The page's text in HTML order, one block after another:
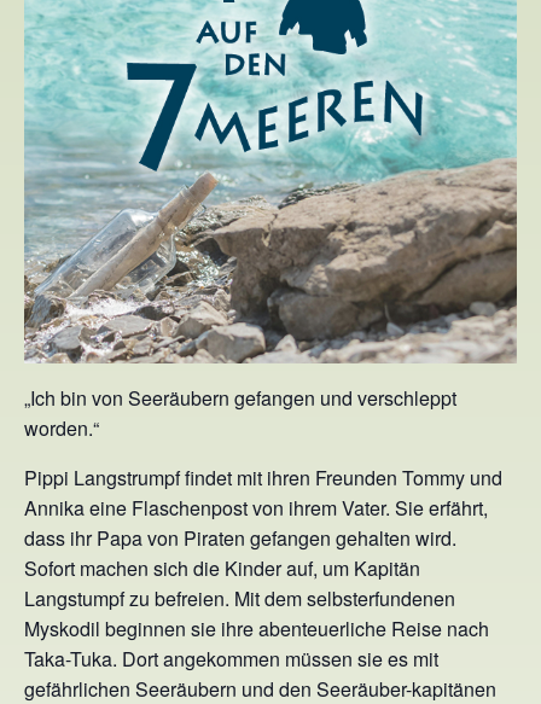
„Ich bin von Seeräubern gefangen und verschleppt
worden.“
Pippi Langstrumpf findet mit ihren Freunden Tommy und
Annika eine Flaschenpost von ihrem Vater. Sie erfährt,
dass ihr Papa von Piraten gefangen gehalten wird.
Sofort machen sich die Kinder auf, um Kapitän
Langstumpf zu befreien. Mit dem selbsterfundenen
Myskodil beginnen sie ihre abenteuerliche Reise nach
Taka-Tuka. Dort angekommen müssen sie es mit
gefährlichen Seeräubern und den Seeräuber-kapitänen